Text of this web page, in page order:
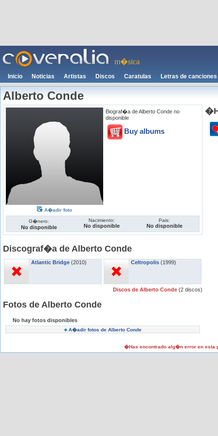
m�sica
Inicio Noticias Artistas Discos Caratulas Letras de canciones
Alberto Conde
A�adir foto
Biograf�a de Alberto Conde no
disponible
Buy albums
G�nero:
No disponible
Nacimiento:
No disponible
Pais:
No disponible
Discograf�a de Alberto Conde
Atlantic Bridge (2010) Celtropolis (1999)
Discos de Alberto Conde (2 discos)
Fotos de Alberto Conde
No hay fotos disponibles
A�adir fotos de Alberto Conde
�Has encontrado alg�n error en esta